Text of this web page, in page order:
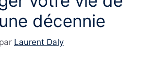
décennie
par Laurent Daly